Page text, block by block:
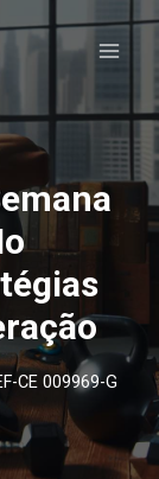
CE 009969-G